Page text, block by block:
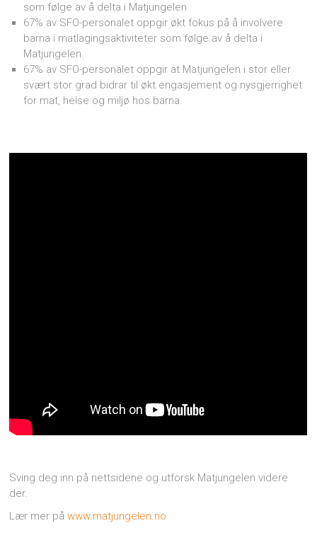
som følge av å delta i Matjungelen
67% av SFO-personalet oppgir økt fokus på å involvere
barna i matlagingsaktiviteter som følge av å delta i
Matjungelen.
67% av SFO-personalet oppgir at Matjungelen i stor eller
svært stor grad bidrar til økt engasjement og nysgjerrighet
for mat, helse og miljø hos barna.
Sving deg inn på nettsidene og utforsk Matjungelen videre
der.
Lær mer påwww.matjungelen.no